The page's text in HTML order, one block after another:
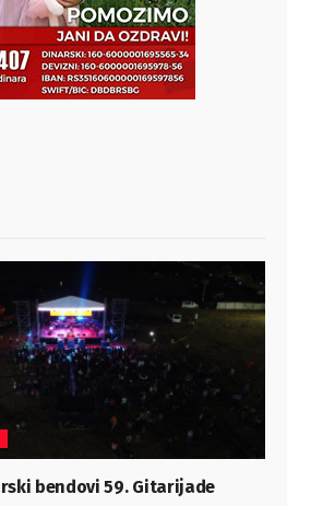
bendovi 59. Gitarijade